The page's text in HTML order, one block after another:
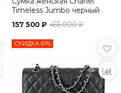
Timeless Jumbo черный
157 500 ₽ 455 000 ₽
СКИДКА 61%